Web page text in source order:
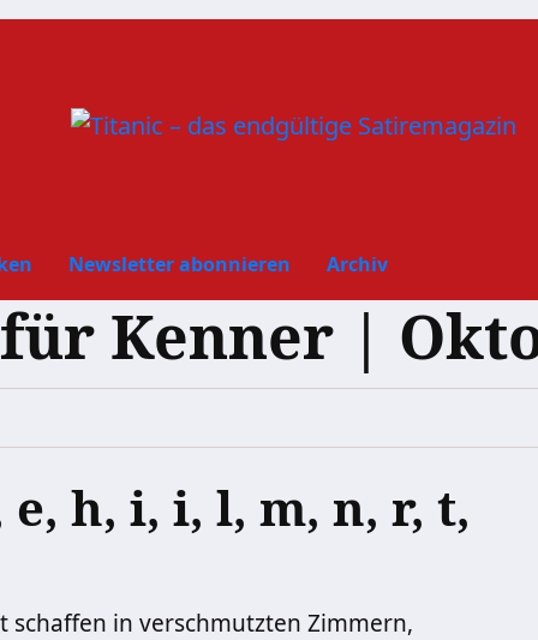
Newsletter abonnieren Archiv
Kenner |
e, h, i, i, l, m, n, r, t,
in verschmutzten Zimmern,